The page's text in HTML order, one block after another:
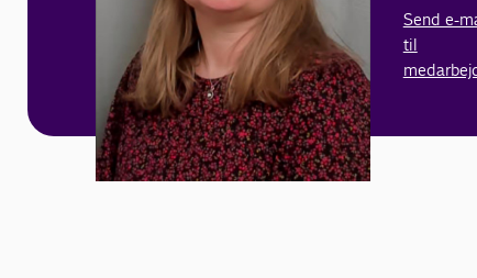
Send e-
til